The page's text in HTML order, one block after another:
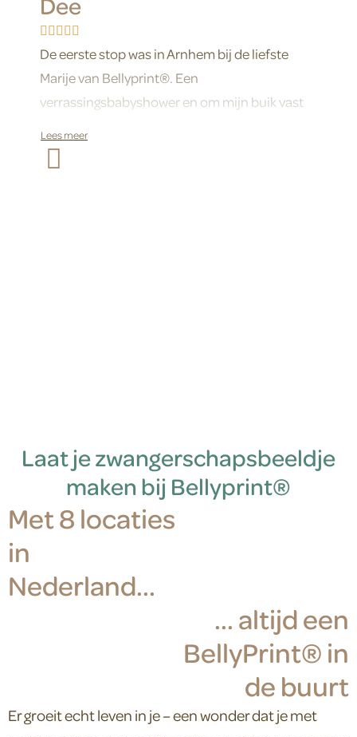
De eerste stop was in Arnhem bij de liefste
Marije van Bellyprint®. Een
verrassingsbabyshower en om mijn buik vast
allemaal. De kleine meid in mijn buik voor
eeuwig vastgelegd en binnenkort een beeldje
Laat je zwangerschapsbeeldje
maken bij Bellyprint®
Met 8 locaties
in
Nederland...
... altijd een
BellyPrint® in
de buurt
Er groeit echt leven in je – een wonder dat je met